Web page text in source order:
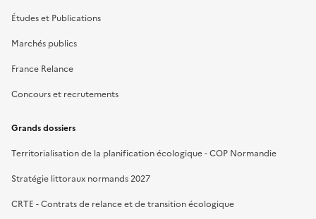
Études et Publications
Marchés publics
France Relance
Concours et recrutements
Grands dossiers
Territorialisation de la planification écologique - COP Normandie
Stratégie littoraux normands 2027
CRTE - Contrats de relance et de transition écologique